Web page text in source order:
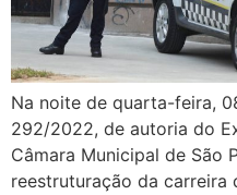
Na noite de quarta-feira,
292/2022, de autoria do
Câmara Municipal de São
reestruturação da carreira